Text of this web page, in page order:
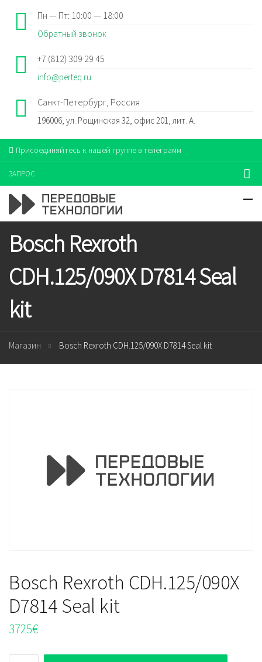
Пн — Пт: 10:00 — 18:00
Обратный звонок
+7 (812) 309 29 45
info@perteq.ru
Санкт-Петербург, Россия
196006, ул. Рощинская 32, офис 201, лит. А.
Присоединяйтесь к нашей группе в телеграмм
ЗАПРОС
Bosch Rexroth
CDH.125/090X D7814 Seal
kit
Магазин Bosch Rexroth CDH.125/090X D7814 Seal kit
Bosch Rexroth CDH.125/090X
D7814 Seal kit
3725€